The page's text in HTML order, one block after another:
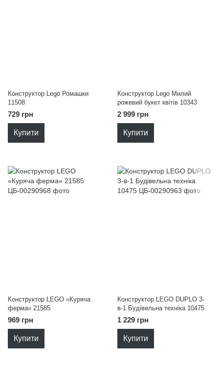
Конструктор Lego Ромашки
11508
729 грн
Купити
Конструктор Lego Милий
рожевий букет квітів 10343
2 999 грн
Купити
Конструктор LEGO «Куряча
ферма» 21585
969 грн
Купити
Конструктор LEGO DUPLO 3-
в-1 Будівельна техніка 10475
1 229 грн
Купити